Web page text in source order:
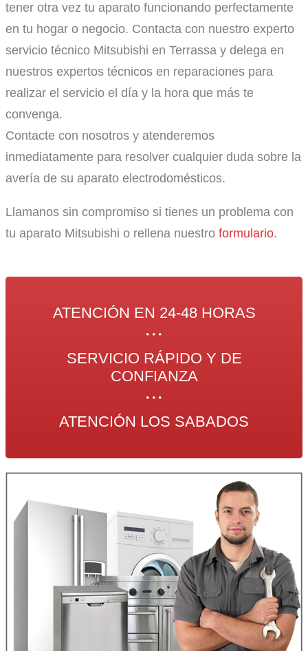
tener otra vez tu aparato funcionando perfectamente
en tu hogar o negocio. Contacta con nuestro experto
servicio técnico Mitsubishi en Terrassa y delega en
nuestros expertos técnicos en reparaciones para
realizar el servicio el día y la hora que más te
convenga.
Contacte con nosotros y atenderemos
inmediatamente para resolver cualquier duda sobre la
avería de su aparato electrodomésticos.
Llamanos sin compromiso si tienes un problema con
tu aparato Mitsubishi o rellena nuestro formulario.
ATENCIÓN EN 24-48 HORAS
SERVICIO RÁPIDO Y DE
CONFIANZA
ATENCIÓN LOS SABADOS